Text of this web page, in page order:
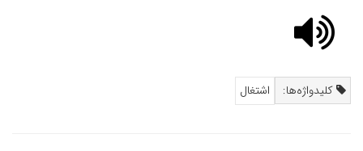
کلیدواژه‌ها: اشتغال